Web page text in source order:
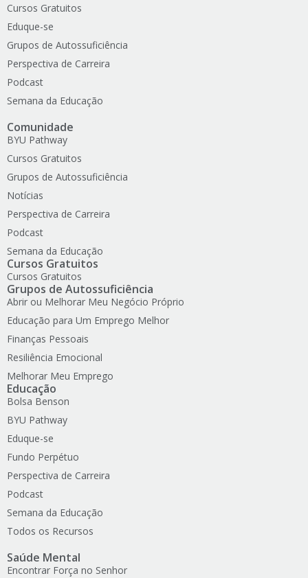
Cursos Gratuitos
Eduque-se
Grupos de Autossuficiência
Perspectiva de Carreira
Podcast
Semana da Educação
Comunidade
BYU Pathway
Cursos Gratuitos
Grupos de Autossuficiência
Notícias
Perspectiva de Carreira
Podcast
Semana da Educação
Cursos Gratuitos
Cursos Gratuitos
Grupos de Autossuficiência
Abrir ou Melhorar Meu Negócio Próprio
Educação para Um Emprego Melhor
Finanças Pessoais
Resiliência Emocional
Melhorar Meu Emprego
Educação
Bolsa Benson
BYU Pathway
Eduque-se
Fundo Perpétuo
Perspectiva de Carreira
Podcast
Semana da Educação
Todos os Recursos
Saúde Mental
Encontrar Força no Senhor